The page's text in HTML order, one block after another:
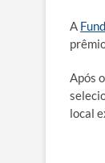
A
Após
local